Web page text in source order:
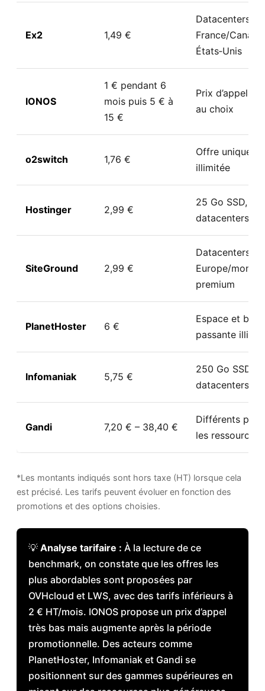
Ex2 1,49 €
Datacenters en
France/
États‑Unis
IONOS
1 € pendant 6
mois puis 5 € à
15 €
Prix d’appel,
au choix
o2switch 1,76 €
Offre unique
illimitée
Hostinger 2,99 €
25 Go SSD,
datacenters
SiteGround 2,99 €
Datacenters en
Europe/
premium
PlanetHoster 6 €
Espace et
passante
Infomaniak 5,75 €
250 Go SSD,
datacenters en
Gandi 7,20 € – 38,40 €
Différents
les ressources
*Les montants indiqués sont hors taxe (HT) lorsque cela
est précisé. Les tarifs peuvent évoluer en fonction des
promotions et des options choisies.
💡 Analyse tarifaire : À la lecture de ce
benchmark, on constate que les offres les
plus abordables sont proposées par
OVHcloud et LWS, avec des tarifs inférieurs à
2 € HT/mois. IONOS propose un prix d’appel
très bas mais augmente après la période
promotionnelle. Des acteurs comme
PlanetHoster, Infomaniak et Gandi se
positionnent sur des gammes supérieures en